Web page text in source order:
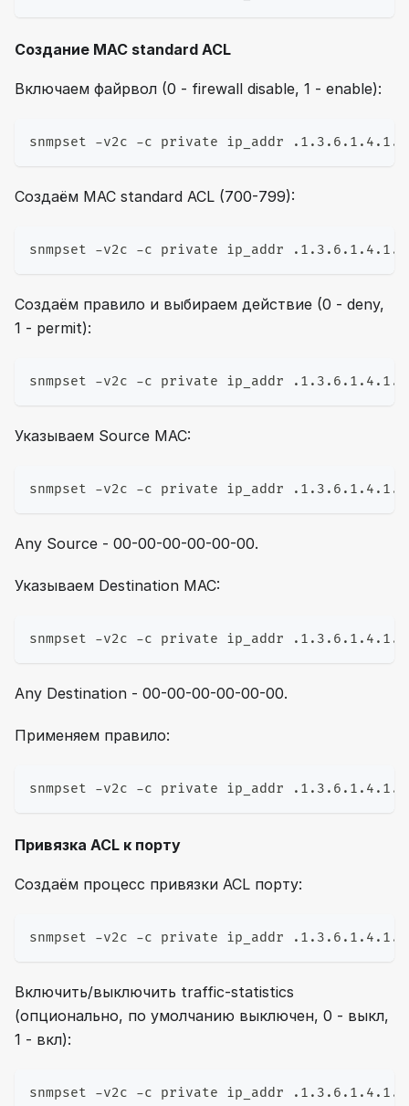
Создание MAC standard ACL
Включаем файрвол (0 - firewall disable, 1 - enable):
snmpset -v2c -c private ip_addr
Создаём MAC standard ACL (700-799):
snmpset -v2c -c private ip_addr
Создаём правило и выбираем действие (0 - deny,
1 - permit):
snmpset -v2c -c private ip_addr
Указываем Source MAC:
snmpset -v2c -c private ip_addr
Any Source - 00-00-00-00-00-00.
Указываем Destination MAC:
snmpset -v2c -c private ip_addr
Any Destination - 00-00-00-00-00-00.
Применяем правило:
snmpset -v2c -c private ip_addr
Привязка ACL к порту
Создаём процесс привязки ACL порту:
snmpset -v2c -c private ip_addr
Включить/выключить traffic-statistics
(опционально, по умолчанию выключен, 0 - выкл,
1 - вкл):
snmpset -v2c -c private ip_addr